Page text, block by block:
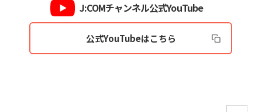
J:COMチャンネル公式YouTube
公式YouTubeはこちら